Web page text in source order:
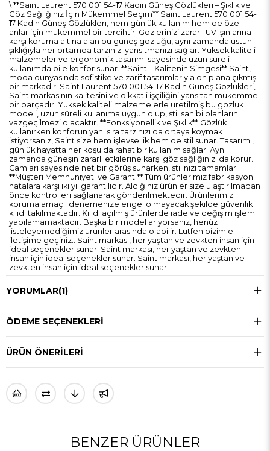
\ **Saint Laurent 570 001 54-17 Kadın Güneş Gözlükleri – Şıklık ve
Göz Sağlığınız İçin Mükemmel Seçim** Saint Laurent 570 001 54-
17 Kadın Güneş Gözlükleri, hem günlük kullanım hem de özel
anlar için mükemmel bir tercihtir. Gözlerinizi zararlı UV ışınlarına
karşı koruma altına alan bu güneş gözlüğü, aynı zamanda üstün
şıklığıyla her ortamda tarzınızı yansıtmanızı sağlar. Yüksek kaliteli
malzemeler ve ergonomik tasarımı sayesinde uzun süreli
kullanımda bile konfor sunar. **Saint – Kalitenin Simgesi** Saint,
moda dünyasında sofistike ve zarif tasarımlarıyla ön plana çıkmış
bir markadır. Saint Laurent 570 001 54-17 Kadın Güneş Gözlükleri,
Saint markasının kalitesini ve dikkatli işçiliğini yansıtan mükemmel
bir parçadır. Yüksek kaliteli malzemelerle üretilmiş bu gözlük
modeli, uzun süreli kullanıma uygun olup, stil sahibi olanların
vazgeçilmezi olacaktır. **Fonksiyonellik ve Şıklık** Gözlük
kullanırken konforun yanı sıra tarzınızı da ortaya koymak
istiyorsanız, Saint size hem işlevsellik hem de stil sunar. Tasarımı,
günlük hayatta her koşulda rahat bir kullanım sağlar. Aynı
zamanda güneşin zararlı etkilerine karşı göz sağlığınızı da korur.
Camları sayesinde net bir görüş sunarken, stilinizi tamamlar.
**Müşteri Memnuniyeti ve Garanti** Tüm ürünlerimiz fabrikasyon
hatalara karşı iki yıl garantilidir. Aldığınız ürünler size ulaştırılmadan
önce kontrolleri sağlanarak gönderilmektedir. Ürünlerimizi
koruma amaçlı denemenize engel olmayacak şekilde güvenlik
kilidi takılmaktadır. Kilidi açılmış ürünlerde iade ve değişim işlemi
yapılamamaktadır. Başka bir model arıyorsanız, henüz
listeleyemediğimiz ürünler arasında olabilir. Lütfen bizimle
iletişime geçiniz.. Saint markası, her yaştan ve zevkten insan için
ideal seçenekler sunar. Saint markası, her yaştan ve zevkten
insan için ideal seçenekler sunar. Saint markası, her yaştan ve
zevkten insan için ideal seçenekler sunar.
YORUMLAR(1)
ÖDEME SEÇENEKLERI
ÜRÜN ÖNERILERI
BENZER ÜRÜNLER